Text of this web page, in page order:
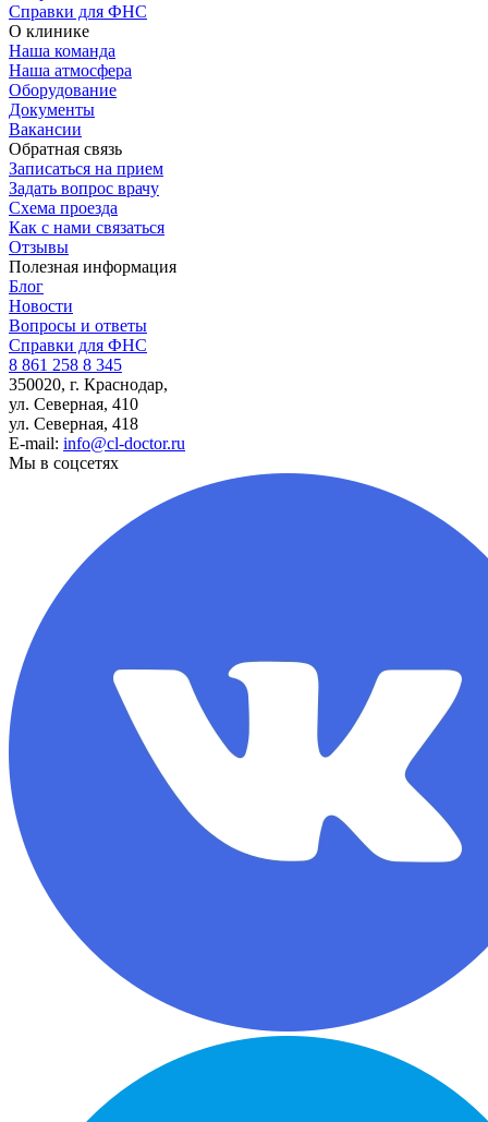
Справки для ФНС
О клинике
Наша команда
Наша атмосфера
Оборудование
Документы
Вакансии
Обратная связь
Записаться на прием
Задать вопрос врачу
Схема проезда
Как с нами связаться
Отзывы
Полезная информация
Блог
Новости
Вопросы и ответы
Справки для ФНС
8 861 258 8 345
350020, г. Краснодар,
ул. Северная, 410
ул. Северная, 418
E-mail: info@cl-doctor.ru
Мы в соцсетях